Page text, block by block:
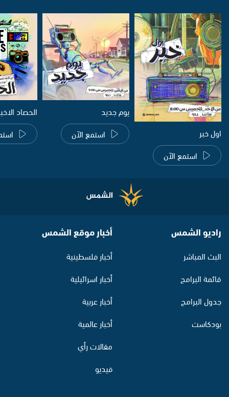
اول خبر
استمع الآن
يوم جديد
استمع الآن
الحصاد
راديو الشمس
البث المباشر
قائمة البرامج
جدول البرامج
بودكاست
أخبار موقع الشمس
أخبار فلسطينية
أخبار اسرائيلية
أخبار عربية
أخبار عالمية
مقالات رأي
فيديو